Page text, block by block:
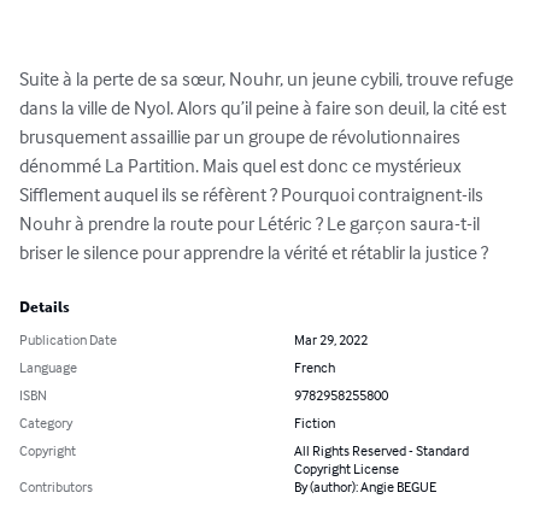
Suite à la perte de sa sœur, Nouhr, un jeune cybili, trouve refuge
dans la ville de Nyol. Alors qu’il peine à faire son deuil, la cité est
brusquement assaillie par un groupe de révolutionnaires
dénommé La Partition. Mais quel est donc ce mystérieux
Sifflement auquel ils se réfèrent ? Pourquoi contraignent-ils
Nouhr à prendre la route pour Létéric ? Le garçon saura-t-il
briser le silence pour apprendre la vérité et rétablir la justice ?
Details
Publication Date
Mar 29, 2022
Language
French
ISBN
9782958255800
Category
Fiction
Copyright
All Rights Reserved - Standard
Copyright License
Contributors
By (author): Angie BEGUE